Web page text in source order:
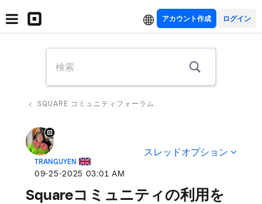
アカウント作成
SQUARE コミュニティフォーラム
TRANGUYEN
‎09-25-2025 03:01 AM
スレッドオプション
Squareコミュニティの利用を